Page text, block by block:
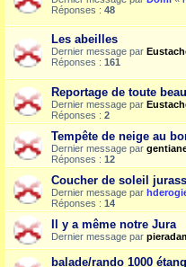
Réponses : 48
Les abeilles
Dernier message par
Réponses : 161
Reportage de toute
Dernier message par
Réponses : 2
Tempête de neige au
Dernier message par
Réponses : 12
Coucher de soleil
Dernier message par
Réponses : 14
Il y a même notre Jura
Dernier message par
balade/rando 1000